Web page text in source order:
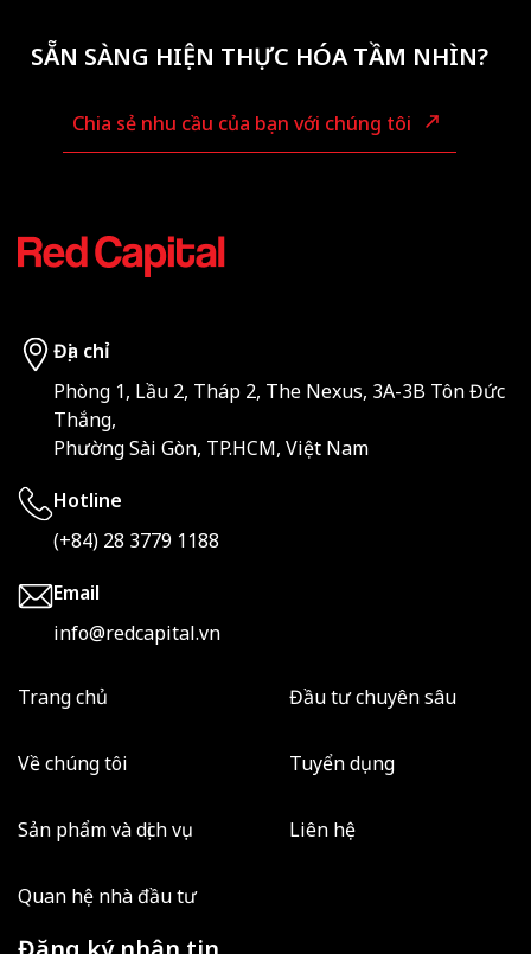
SẴN SÀNG HIỆN THỰC HÓA TẦM NHÌN?
Chia sẻ nhu cầu của bạn với chúng tôi
Địa chỉ
Phòng 1, Lầu 2, Tháp 2, The Nexus, 3A-3B Tôn Đức
Thắng,
Phường Sài Gòn, TP.HCM, Việt Nam
Hotline
(+84) 28 3779 1188
Email
info@redcapital.vn
Trang chủ
Về chúng tôi
Sản phẩm và dịch vụ
Quan hệ nhà đầu tư
Đầu tư chuyên sâu
Tuyển dụng
Liên hệ